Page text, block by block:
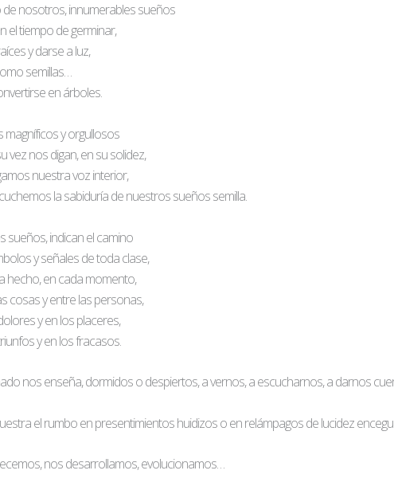
nosotros, innumerables sueños
el tiempo de germinar,
y darse a luz,
semillas…
en árboles.
magníficos y orgullosos
vez nos digan, en su solidez,
nuestra voz interior,
la sabiduría de nuestros sueños semilla.
sueños, indican el camino
y señales de toda clase,
hecho, en cada momento,
cosas y entre las personas,
y en los placeres,
y en los fracasos.
nos enseña, dormidos o despiertos, a vernos, a escucharnos, a darnos
el rumbo en presentimientos huidizos o en relámpagos de lucidez
nos desarrollamos, evolucionamos…